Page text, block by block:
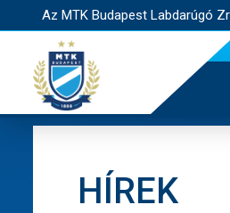
Az MTK Budapest Labdarúgó
HÍREK